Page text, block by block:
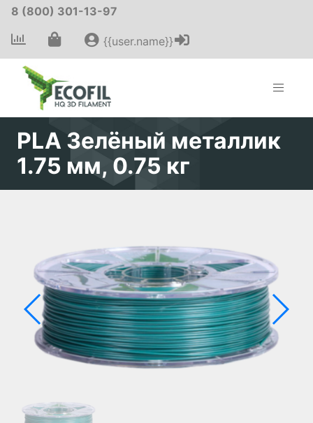
8 (800) 301-13-97
{{user.name}}
PLA Зелёный металлик
1.75 мм, 0.75 кг